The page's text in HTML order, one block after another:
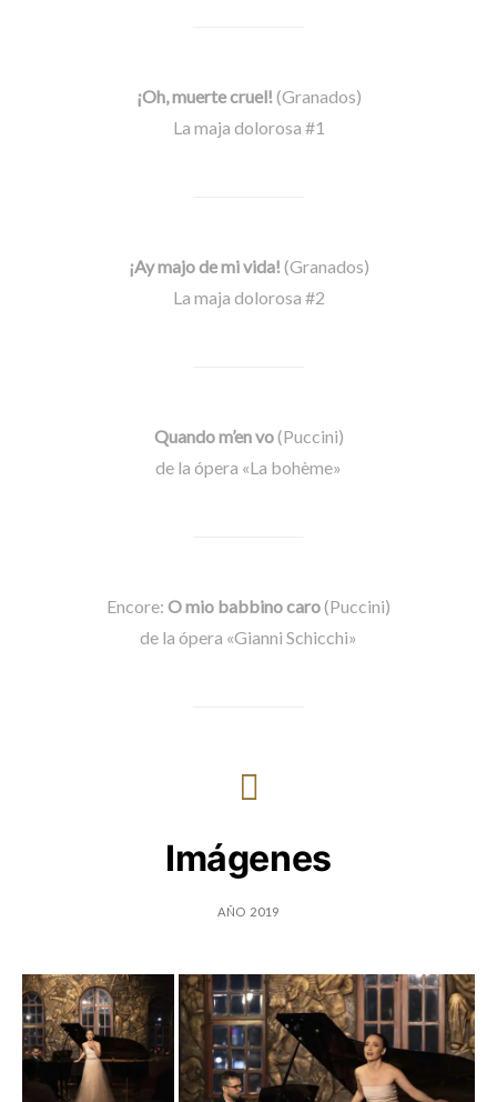
¡Oh, muerte cruel!(Granados)
La maja dolorosa #1
¡Ay majo de mi vida!(Granados)
La maja dolorosa #2
Quando m’en vo(Puccini)
de la ópera «La bohème»
Encore: O mio babbino caro(Puccini)
de la ópera «Gianni Schicchi»
Imágenes
AÑO 2019